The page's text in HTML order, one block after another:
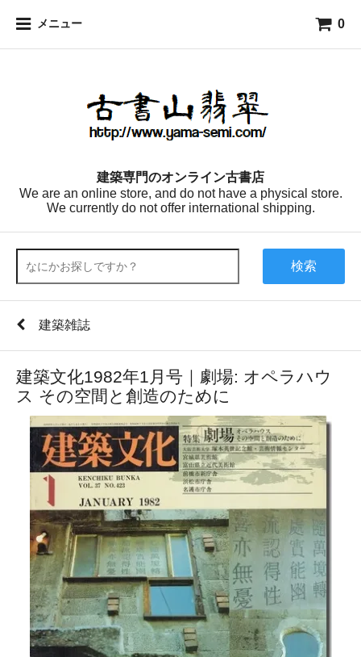
メニュー 0
建築専門のオンライン古書店
We are an online store, and do not have a physical store.
We currently do not offer international shipping.
検索
建築雑誌
建築文化1982年1月号｜劇場: オペラハウ
ス その空間と創造のために